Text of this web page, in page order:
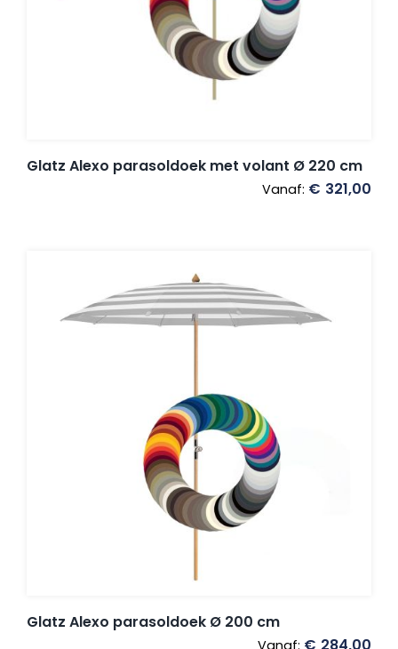
Glatz Alexo parasoldoek met volant Ø 220 cm
Vanaf: € 321,00
Glatz Alexo parasoldoek Ø 200 cm